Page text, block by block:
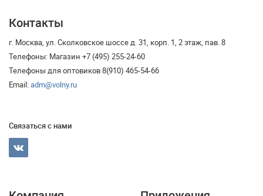
Контакты
г. Москва, ул. Сколковское шоссе д. 31, корп. 1, 2 этаж, пав. 8
Телефоны: Магазин +7 (495) 255-24-60
Телефоны для оптовиков 8(910) 465-54-66
Email:adm@volny.ru
Связаться с нами